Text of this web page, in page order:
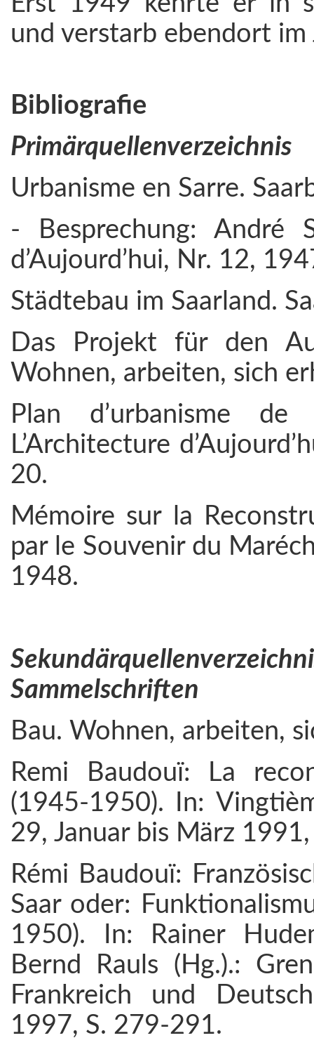
und verstarb ebendort im
Bibliografie
Primärquellenverzeichnis
Urbanisme en Sarre.
- Besprechung: André
d’Aujourd’hui, Nr. 12,
Städtebau im Saarland.
Das Projekt für den
Wohnen, arbeiten, sich
Plan d’urbanisme
L’Architecture
20.
Mémoire sur la
par le Souvenir du
1948.
Sammelschriften
Bau. Wohnen, arbeiten,
Remi Baudouï: La
(1945-1950). In:
29, Januar bis März
Rémi Baudouï:
Saar oder:
1950). In: Rainer
Bernd Rauls (Hg.).:
Frankreich und
1997, S. 279-291.